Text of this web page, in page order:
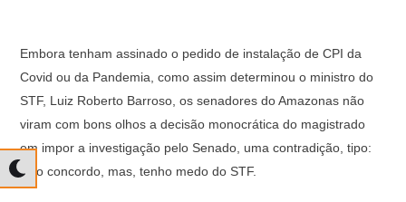
Embora tenham assinado o pedido de instalação de CPI da
Covid ou da Pandemia, como assim determinou o ministro do
STF, Luiz Roberto Barroso, os senadores do Amazonas não
viram com bons olhos a decisão monocrática do magistrado
em impor a investigação pelo Senado, uma contradição, tipo:
Não concordo, mas, tenho medo do STF.